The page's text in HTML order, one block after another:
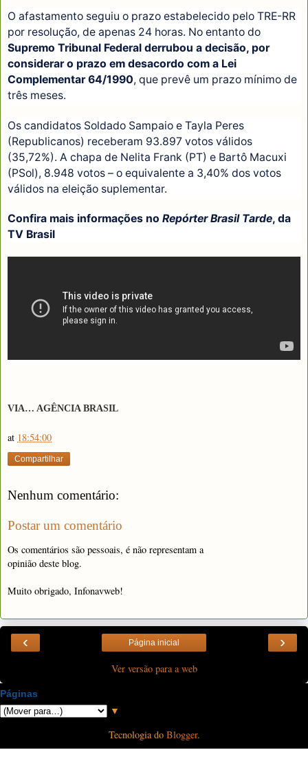
O afastamento seguiu o prazo estabelecido pelo TRE-RR
por resolução, de apenas 24 horas. No entanto do
Supremo Tribunal Federal derrubou a decisão, por
considerar o prazo em desacordo com a Lei
Complementar 64/1990, que prevê um prazo mínimo de
três meses.
Os candidatos Soldado Sampaio e Tayla Peres
(Republicanos) receberam 93.897 votos válidos
(35,72%). A chapa de Nelita Frank (PT) e Bartô Macuxi
(PSol), 8.948 votos – o equivalente a 3,40% dos votos
válidos na eleição suplementar.
Confira mais informações no Repórter Brasil Tarde, da
TV Brasil
VIA… AGÊNCIA BRASIL
at 18:54:00
Compartilhar
Nenhum comentário:
Postar um comentário
Os comentários são pessoais, é não representam a
opinião deste blog.
Muito obrigado, Infonavweb!
‹ ›
Página inicial
Ver versão para a web
Páginas
▼
Tecnologia do Blogger.